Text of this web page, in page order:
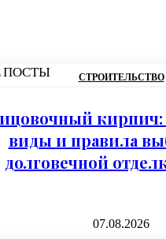
ПОСТЫ СТРОИТЕЛЬСТВО
кирпич:
виды и правила
долговечной
07.08.2026